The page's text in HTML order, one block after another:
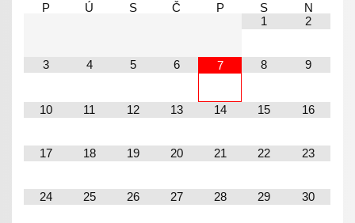
P
Ú S Č P S
N
1
2
3 4 5 6 7 8 9
10 11 12 13 14 15 16
17 18 19 20 21 22 23
24 25 26 27 28 29 30